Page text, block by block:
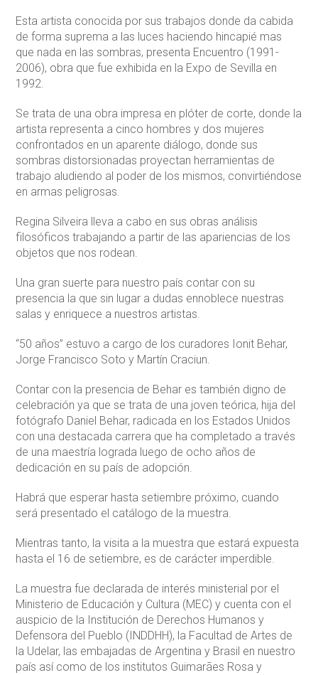
Esta artista conocida por sus trabajos donde da cabida
de forma suprema a las luces haciendo hincapié mas
que nada en las sombras, presenta Encuentro (1991-
2006), obra que fue exhibida en la Expo de Sevilla en
1992.
Se trata de una obra impresa en plóter de corte, donde la
artista representa a cinco hombres y dos mujeres
confrontados en un aparente diálogo, donde sus
sombras distorsionadas proyectan herramientas de
trabajo aludiendo al poder de los mismos, convirtiéndose
en armas peligrosas.
Regina Silveira lleva a cabo en sus obras análisis
filosóficos trabajando a partir de las apariencias de los
objetos que nos rodean.
Una gran suerte para nuestro país contar con su
presencia la que sin lugar a dudas ennoblece nuestras
salas y enriquece a nuestros artistas.
“50 años” estuvo a cargo de los curadores Ionit Behar,
Jorge Francisco Soto y Martín Craciun.
Contar con la presencia de Behar es también digno de
celebración ya que se trata de una joven teórica, hija del
fotógrafo Daniel Behar, radicada en los Estados Unidos
con una destacada carrera que ha completado a través
de una maestría lograda luego de ocho años de
dedicación en su país de adopción.
Habrá que esperar hasta setiembre próximo, cuando
será presentado el catálogo de la muestra.
Mientras tanto, la visita a la muestra que estará expuesta
hasta el 16 de setiembre, es de carácter imperdible.
La muestra fue declarada de interés ministerial por el
Ministerio de Educación y Cultura (MEC) y cuenta con el
auspicio de la Institución de Derechos Humanos y
Defensora del Pueblo (INDDHH), la Facultad de Artes de
la Udelar, las embajadas de Argentina y Brasil en nuestro
país así como de los institutos Guimarães Rosa y